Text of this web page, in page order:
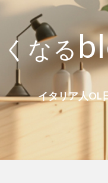
く なるbl
イタリア人OL